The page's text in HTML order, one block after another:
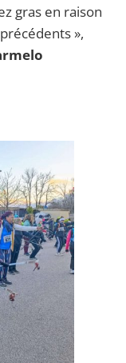
gras en raison
»,